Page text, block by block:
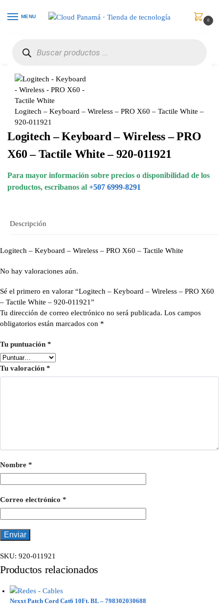
MENU
0
Logitech – Keyboard – Wireless – PRO X60 – Tactile White –
920-011921
Logitech – Keyboard – Wireless – PRO
X60 – Tactile White – 920-011921
Para mayor información sobre precios o disponibilidad de los
productos, escribanos al +507 6999-8291
Descripción
Logitech – Keyboard – Wireless – PRO X60 – Tactile White
No hay valoraciones aún.
Sé el primero en valorar “Logitech – Keyboard – Wireless – PRO X60
– Tactile White – 920-011921”
Tu dirección de correo electrónico no será publicada. Los campos
obligatorios están marcados con *
Tu puntuación *
Tu valoración *
Nombre *
Correo electrónico *
SKU: 920-011921
Productos relacionados
Nexxt Patch Cord Cat6 10Ft. BL – 798302030688